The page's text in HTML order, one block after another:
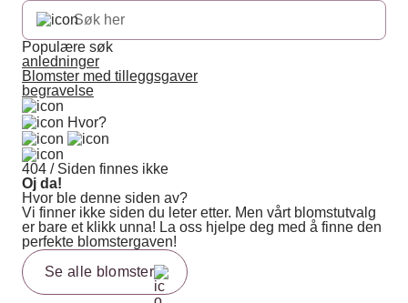
Populære søk
anledninger
Blomster med tilleggsgaver
begravelse
Hvor?
404 / Siden finnes ikke
Oj da!
Hvor ble denne siden av?
Vi finner ikke siden du leter etter. Men vårt blomstutvalg
er bare et klikk unna! La oss hjelpe deg med å finne den
perfekte blomstergaven!
Se alle blomster